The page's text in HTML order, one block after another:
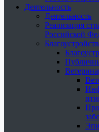
Деятельность
Деятельность
Реализация
Российской